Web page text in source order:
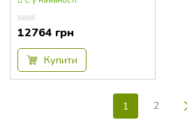
232x206x86
232x226x86
234.8x166x115
236.6x142x175
Оцінка
0.00
з
12764 грн
Купити
1 2